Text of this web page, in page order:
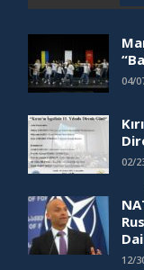
04/
02/
12/